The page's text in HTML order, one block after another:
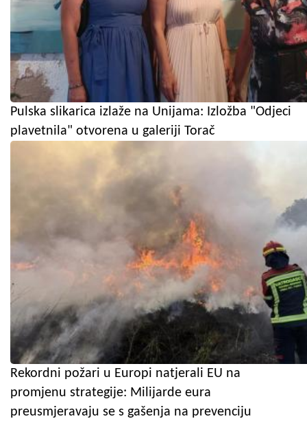
Pulska slikarica izlaže na Unijama: Izložba "Odjeci
plavetnila" otvorena u galeriji Torač
Rekordni požari u Europi natjerali EU na
promjenu strategije: Milijarde eura
preusmjeravaju se s gašenja na prevenciju